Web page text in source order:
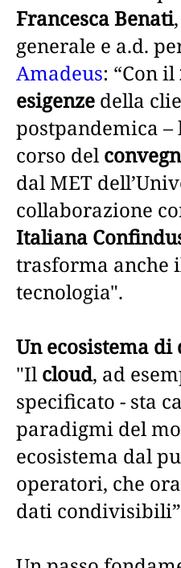
Francesca Benati
generale e a.d.
Amadeus: “Con il
esigenze della
postpandemica –
corso del
dal MET
collaborazione
Italiana
trasforma anche
tecnologia".
Un ecosistema di
"Ilcloud, ad
specificato - sta
paradigmi del
ecosistema dal
operatori, che
dati